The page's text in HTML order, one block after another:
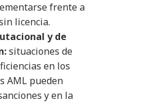
frente a
licencia.
y de
situaciones de
en los
AML pueden
y en la